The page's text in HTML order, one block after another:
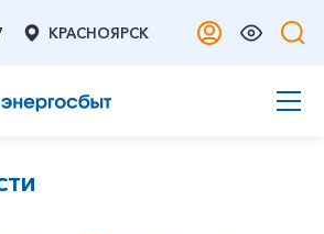
КРАСНОЯРСК